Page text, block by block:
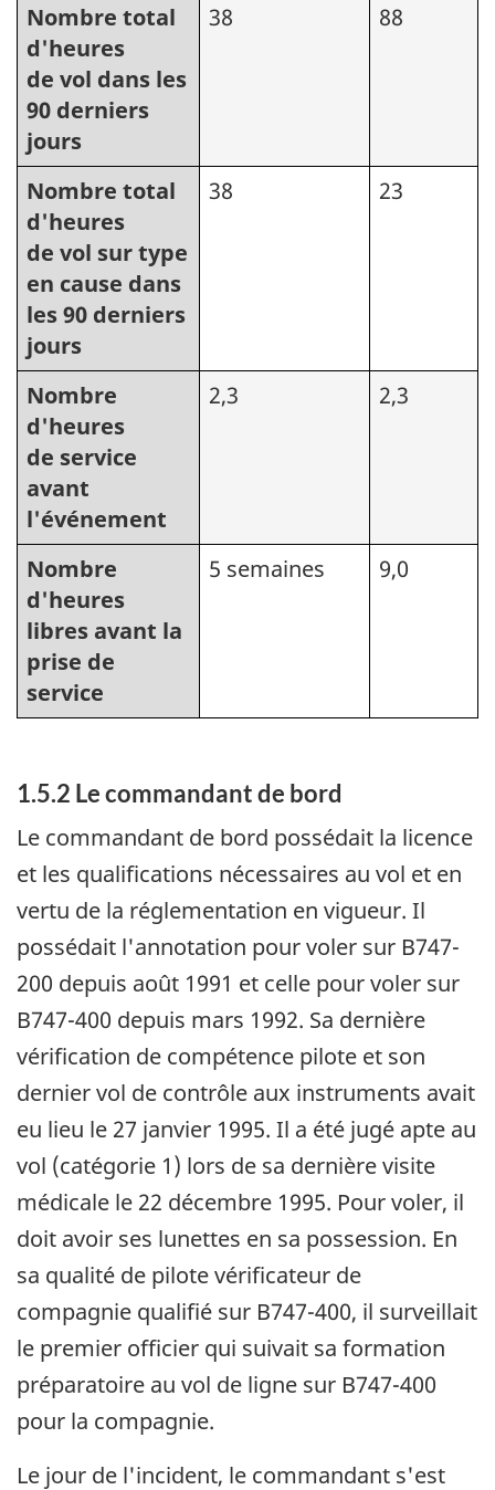
Nombre total
d'heures
de vol dans les
90 derniers
jours
38 88
Nombre total
d'heures
de vol sur type
en cause dans
les 90 derniers
jours
38 23
Nombre
d'heures
de service
avant
l'événement
2,3 2,3
Nombre
d'heures
libres avant la
prise de
service
5 semaines 9,0
1.5.2 Le commandant de bord
Le commandant de bord possédait la licence
et les qualifications nécessaires au vol et en
vertu de la réglementation en vigueur. Il
possédait l'annotation pour voler sur B747-
200 depuis août 1991 et celle pour voler sur
B747-400 depuis mars 1992. Sa dernière
vérification de compétence pilote et son
dernier vol de contrôle aux instruments avait
eu lieu le 27 janvier 1995. Il a été jugé apte au
vol (catégorie 1) lors de sa dernière visite
médicale le 22 décembre 1995. Pour voler, il
doit avoir ses lunettes en sa possession. En
sa qualité de pilote vérificateur de
compagnie qualifié sur B747-400, il surveillait
le premier officier qui suivait sa formation
préparatoire au vol de ligne sur B747-400
pour la compagnie.
Le jour de l'incident, le commandant s'est